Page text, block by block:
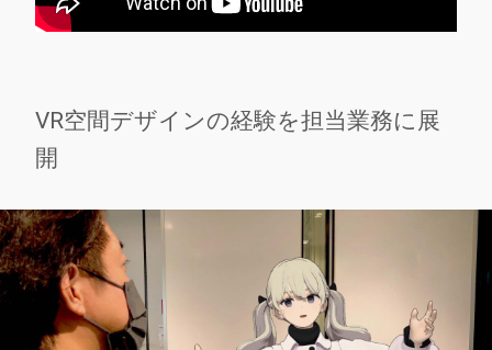
VR空間デザインの経験を担当業務に展
開